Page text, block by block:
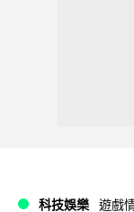
科技娛樂 遊戲